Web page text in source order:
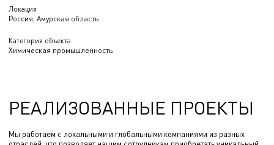
Локация
Россия, Амурская область
Категория объекта
Химическая промышленность
РЕАЛИЗОВАННЫЕ ПРОЕКТЫ
Мы работаем с локальными и глобальными компаниями из разных